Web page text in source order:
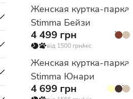
Женская куртка-парка
Stimma Бейзи
4 499 грн
від 1500 грн/міс
Женская куртка-парка
Stimma Юнари
4 699 грн